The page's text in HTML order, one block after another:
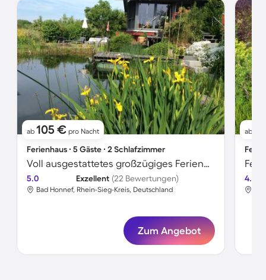
ab 105 € pro Nacht
Ferienhaus ∙ 5 Gäste ∙ 2 Schlafzimmer
Voll ausgestattetes großzügiges Ferienhaus mit Pool, Garten und Sauna | Naturblick
5.0 Exzellent (22 Bewertungen)
Bad Honnef, Rhein-Sieg-Kreis, Deutschland
Zum Angebot
ab
4.8